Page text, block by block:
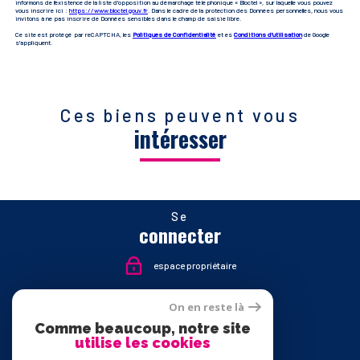
informons de l’existence de la liste d'opposition au démarchage téléphonique « Bloctel », sur laquelle vous pouvez
vous inscrire ici : https://www.bloctel.gouv.fr . Dans le cadre de la protection des Données personnelles, nous vous
invitons à ne pas inscrire de Données sensibles dans le champ de saisie libre.
Ce site est protégé par reCAPTCHA, les Politiques de Confidentialité et es Conditions d'utilisationde Google
s'appliquent.
Ces biens peuvent vous
intéresser
Se
connecter
espace propriétaire
Nous
suivre
On en reste là
Comme beaucoup, notre site
utilise les cookies